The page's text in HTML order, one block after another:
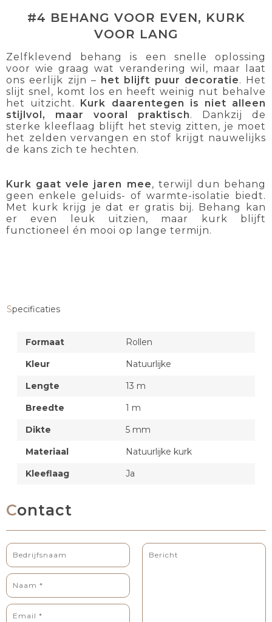
#4 BEHANG VOOR EVEN, KURK
VOOR LANG
Zelfklevend behang is een snelle oplossing
voor wie graag wat verandering wil, maar laat
ons eerlijk zijn – het blijft puur decoratie. Het
slijt snel, komt los en heeft weinig nut behalve
het uitzicht. Kurk daarentegen
is niet alleen
stijlvol, maar vooral praktisch. Dankzij de
sterke kleeflaag blijft het stevig zitten, je moet
het zelden vervangen en stof krijgt nauwelijks
de kans zich te hechten.
Kurk gaat vele jaren mee, terwijl dun behang
geen enkele geluids- of warmte-isolatie biedt.
Met kurk krijg je dat er gratis bij. Behang kan
er even leuk uitzien, maar kurk blijft
functioneel én mooi op lange termijn.
Specificaties
Formaat
Rollen
Kleur
Natuurlijke
Lengte
13 m
Breedte
1 m
Dikte
5 mm
Materiaal
Natuurlijke kurk
Kleeflaag
Ja
Contact